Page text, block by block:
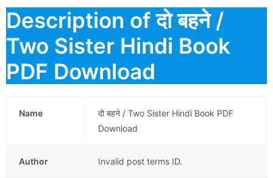
Description of दो बहने /
Two Sister Hindi Book
PDF Download
Name
दो बहने / Two Sister Hindi Book PDF
Download
Author Invalid post terms ID.